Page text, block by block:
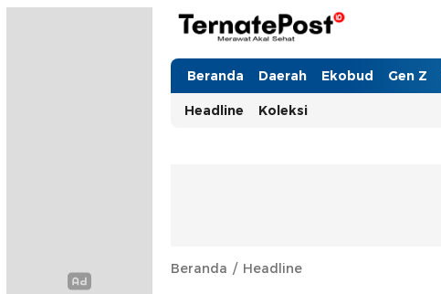
TernatePost.id
merawat akal sehat
Beranda Daerah Ekobud Gen Z
Headline Koleksi
Beranda Headline